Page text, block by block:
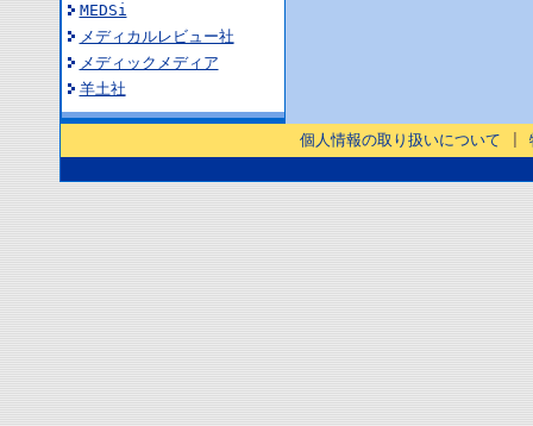
MEDSi
メディカルレビュー社
メディックメディア
羊土社
個人情報の取り扱いについて